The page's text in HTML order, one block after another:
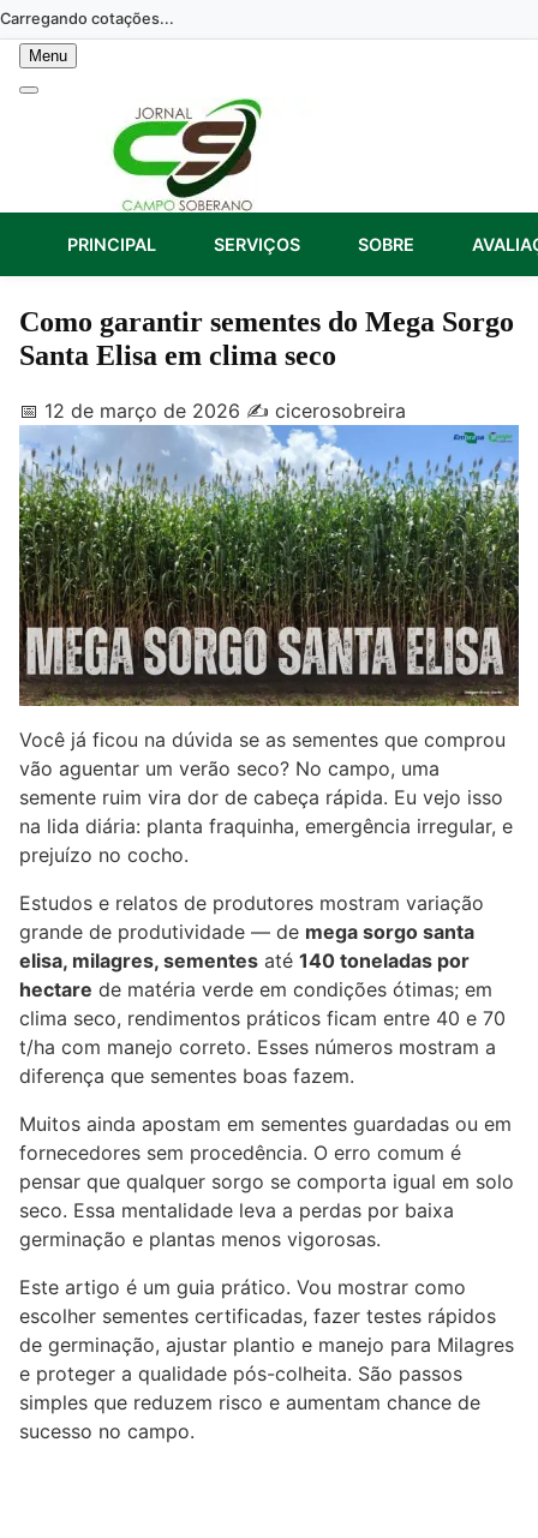
Skip
to
content
Carregando cotações...
Menu
PRINCIPAL SERVIÇOS SOBRE
Como garantir sementes do Mega Sorgo
Santa Elisa em clima seco
📅 12 de março de 2026 ✍️ cicerosobreira
Você já ficou na dúvida se as sementes que comprou
vão aguentar um verão seco? No campo, uma
semente ruim vira dor de cabeça rápida. Eu vejo isso
na lida diária: planta fraquinha, emergência irregular, e
prejuízo no cocho.
Estudos e relatos de produtores mostram variação
grande de produtividade — de mega sorgo santa
elisa, milagres, sementes até 140 toneladas por
hectare de matéria verde em condições ótimas; em
clima seco, rendimentos práticos ficam entre 40 e 70
t/ha com manejo correto. Esses números mostram a
diferença que sementes boas fazem.
Muitos ainda apostam em sementes guardadas ou em
fornecedores sem procedência. O erro comum é
pensar que qualquer sorgo se comporta igual em solo
seco. Essa mentalidade leva a perdas por baixa
germinação e plantas menos vigorosas.
Este artigo é um guia prático. Vou mostrar como
escolher sementes certificadas, fazer testes rápidos
de germinação, ajustar plantio e manejo para Milagres
e proteger a qualidade pós-colheita. São passos
simples que reduzem risco e aumentam chance de
sucesso no campo.